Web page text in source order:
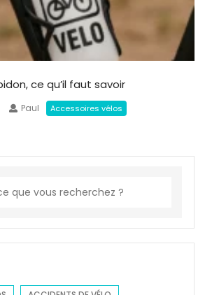
ce qu’il faut savoir
Paul Accessoires vélos